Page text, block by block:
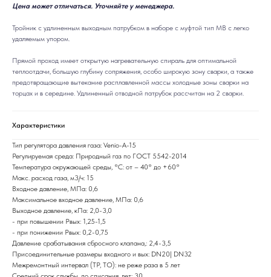
Цена может отличаться. Уточняйте у менеджера.
Тройник с удлиненным выходным патрубком в наборе с муфтой тип МВ с легко
удаляемым упором.
Прямой проход имеет открытую нагревательную спираль для оптимальной
теплоотдачи, большую глубину сопряжения, особо широкую зону сварки, а также
предотвращающие вытекание расплавленной массы холодные зоны сварки на
торцах и в середине. Удлиненный отводной патрубок рассчитан на 2 сварки.
Характеристики
Тип регулятора давления газа: Venio-A-15
Регулируемая среда: Природный газ по ГОСТ 5542-2014
Температура окружающей среды, °C: от – 40° до +60°
Макс. расход газа, м3/ч: 15
Входное давление, МПа: 0,6
Максимальное входное давление, МПа: 0,6
Выходное давление, кПа: 2,0-3,0
- при повышении Рвых: 1,25-1,5
- при понижении Рвых: 0,2-0,75
Давление срабатывания сбросного клапана,: 2,4-3,5
Присоединительные размеры входного и вых: DN20| DN32
Межремонтный интервал (ТР, ТО): не реже раза в 5 лет